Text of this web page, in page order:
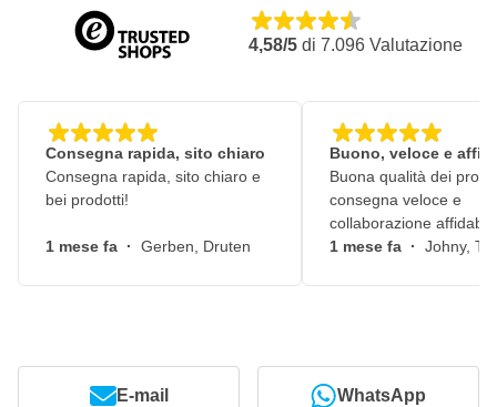
4,58/5 di 7.096 Valutazione
Consegna rapida, sito chiaro
Consegna rapida, sito chiaro e
bei prodotti!
1 mese fa · Gerben, Druten
Buono, veloce e
Buona qualità dei
consegna veloce e
collaborazione
1 mese fa · Johny,
E-mail WhatsApp